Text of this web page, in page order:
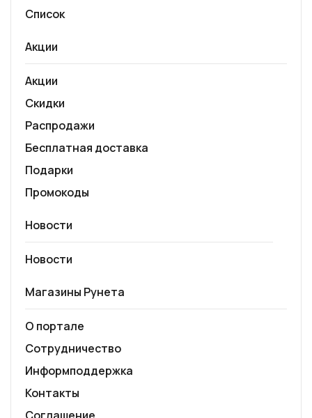
Список
Акции
Акции
Скидки
Распродажи
Бесплатная доставка
Подарки
Промокоды
Новости
Новости
Магазины Рунета
О портале
Сотрудничество
Информподдержка
Контакты